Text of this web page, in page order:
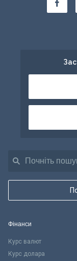
Фінанси
Курс валют
Курс долара